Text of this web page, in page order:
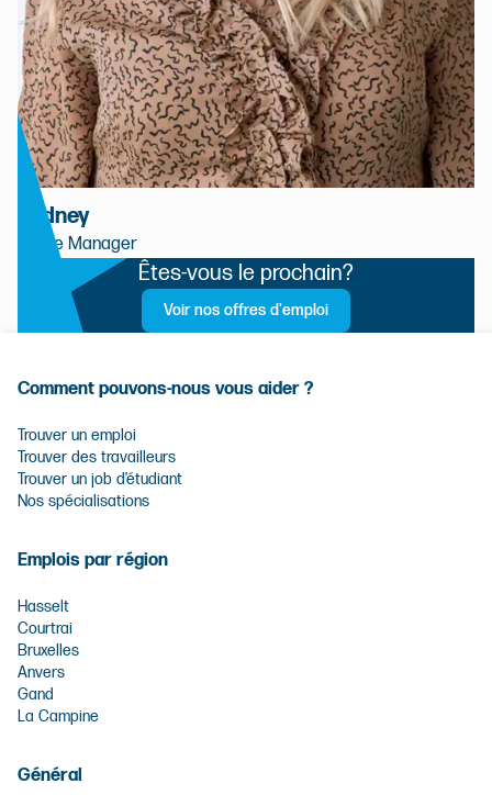
Sydney
Office Manager
Êtes-vous le prochain?
Voir nos offres d'emploi
Comment pouvons-nous vous aider ?
Trouver un emploi
Trouver des travailleurs
Trouver un job d’étudiant
Nos spécialisations
Emplois par région
Hasselt
Courtrai
Bruxelles
Anvers
Gand
La Campine
Général